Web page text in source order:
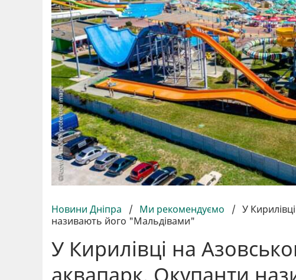
Новини Дніпра / Ми рекомендуємо / У
називають його "Мальдівами"
У Кирилівці на